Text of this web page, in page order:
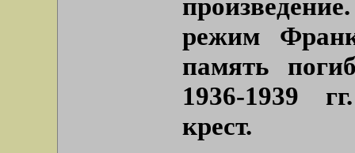
режим
память
1936-1939
крест.